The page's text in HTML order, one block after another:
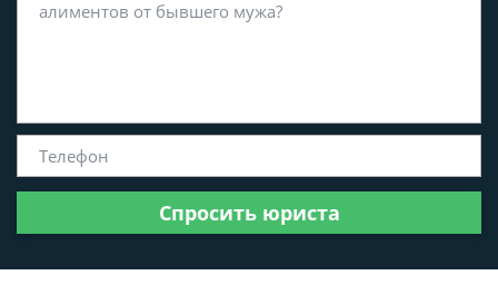
Спросить юриста